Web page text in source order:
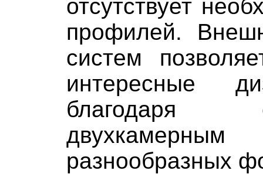
отсутствует
профилей.
систем
интересные
разнообразных